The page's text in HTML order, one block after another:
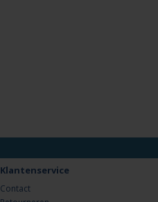
Klantenservice
Contact